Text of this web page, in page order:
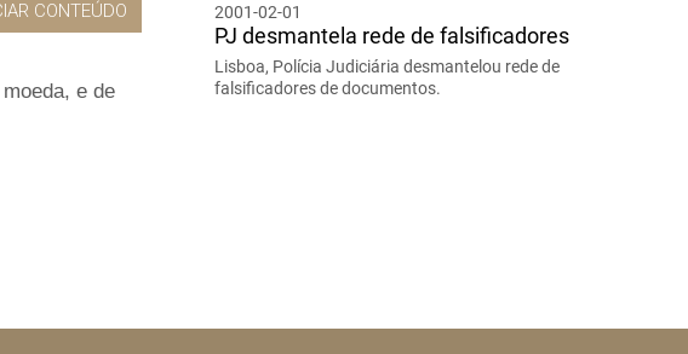
CONTEÚDO
e de
2001-02-01
PJ desmantela rede de falsificadores
Lisboa, Polícia Judiciária desmantelou rede de
falsificadores de documentos.